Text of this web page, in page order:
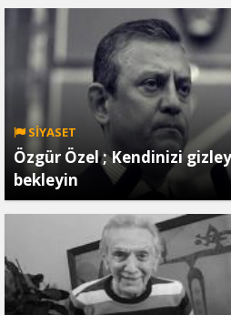
SİYASET
Özgür Özel ; Kendinizi
bekleyin